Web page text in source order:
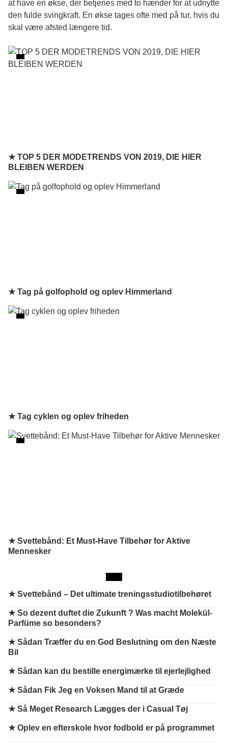
at have en økse, der betjenes med to hænder for at udnytte
den fulde svingkraft. En økse tages ofte med på tur, hvis du
skal være afsted længere tid.
★ TOP 5 DER MODETRENDS VON 2019, DIE HIER
BLEIBEN WERDEN
★ Tag på golfophold og oplev Himmerland
★ Tag cyklen og oplev friheden
★ Svettebånd: Et Must-Have Tilbehør for Aktive
Mennesker
★Svettebånd – Det ultimate treningsstudiotilbehøret
★So dezent duftet die Zukunft ? Was macht Molekül-
Parfüme so besonders?
★Sådan Træffer du en God Beslutning om den Næste
Bil
★Sådan kan du bestille energimærke til ejerlejlighed
★Sådan Fik Jeg en Voksen Mand til at Græde
★Så Meget Research Lægges der i Casual Tøj
★Oplev en efterskole hvor fodbold er på programmet